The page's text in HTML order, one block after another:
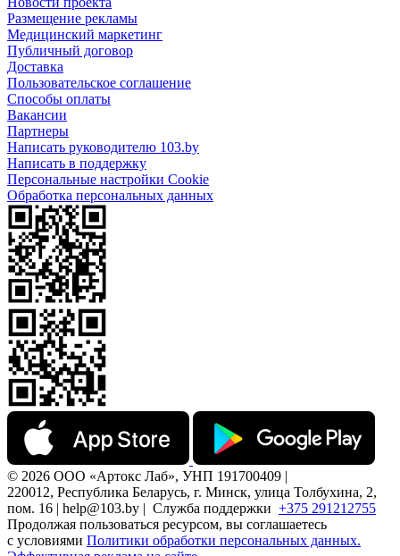
Размещение рекламы
Медицинский маркетинг
Публичный договор
Доставка
Пользовательское соглашение
Способы оплаты
Вакансии
Партнеры
Написать руководителю 103.by
Написать в поддержку
Персональные настройки Cookie
Обработка персональных данных
© 2026 ООО «Артокс Лаб», УНП 191700409 |
220012, Республика Беларусь, г. Минск, улица Толбухина, 2,
пом. 16 | help@103.by | Служба поддержки +375 291212755
Продолжая пользоваться ресурсом, вы соглашаетесь
с условиями Политики обработки персональных данных.